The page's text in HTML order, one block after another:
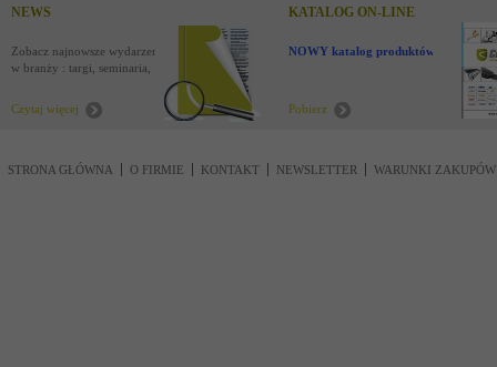
NEWS
Zobacz najnowsze wydarzenia
w branży : targi, seminaria,
Czytaj więcej
KATALOG ON-LINE
NOWY katalog produktów !
Pobierz
STRONA GŁÓWNA O FIRMIE KONTAKT NEWSLETTER WARUNKI ZAKUPÓW